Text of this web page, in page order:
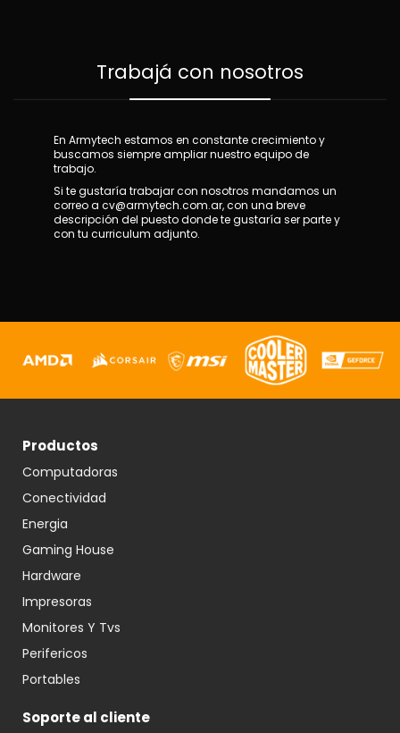
Trabajá con nosotros
En Armytech estamos en constante crecimiento y
buscamos siempre ampliar nuestro equipo de
trabajo.
Si te gustaría trabajar con nosotros mandamos un
correo a cv@armytech.com.ar, con una breve
descripción del puesto donde te gustaría ser parte y
con tu curriculum adjunto.
Productos
Computadoras
Conectividad
Energia
Gaming House
Hardware
Impresoras
Monitores Y Tvs
Perifericos
Portables
Soporte al cliente